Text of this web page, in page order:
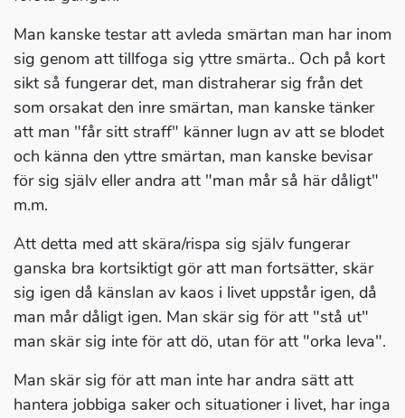
Man kanske testar att avleda smärtan man har inom
sig genom att tillfoga sig yttre smärta.. Och på kort
sikt så fungerar det, man distraherar sig från det
som orsakat den inre smärtan, man kanske tänker
att man "får sitt straff" känner lugn av att se blodet
och känna den yttre smärtan, man kanske bevisar
för sig själv eller andra att "man mår så här dåligt"
m.m.
Att detta med att skära/rispa sig själv fungerar
ganska bra kortsiktigt gör att man fortsätter, skär
sig igen då känslan av kaos i livet uppstår igen, då
man mår dåligt igen. Man skär sig för att "stå ut"
man skär sig inte för att dö, utan för att "orka leva".
Man skär sig för att man inte har andra sätt att
hantera jobbiga saker och situationer i livet, har inga